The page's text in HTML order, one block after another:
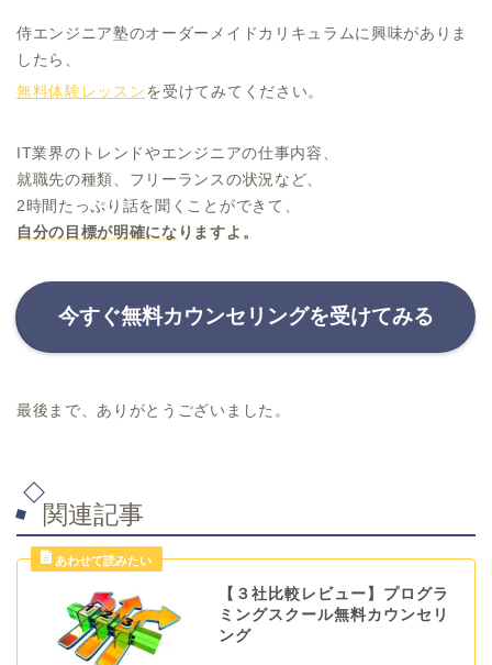
侍エンジニア塾のオーダーメイドカリキュラムに興味がありま
したら、
無料体験レッスン を受けてみてください。
IT業界のトレンドやエンジニアの仕事内容、
就職先の種類、フリーランスの状況など、
2時間たっぷり話を聞くことができて、
自分の目標が明確にな りますよ。
今すぐ無料カウンセリングを受けてみる
最後まで、ありがとうございました。
関連記事
【３社比較レビュー】プログラ
ミングスクール無料カウンセリ
ング